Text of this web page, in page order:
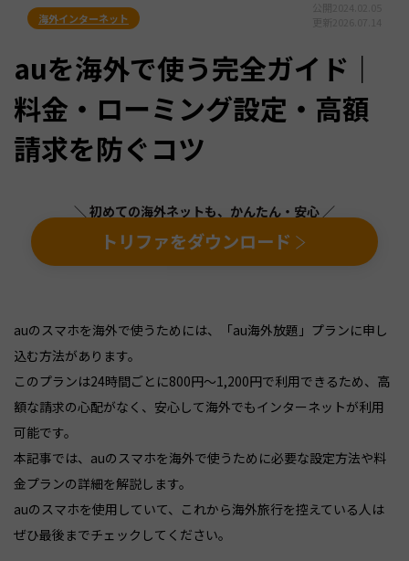
海外インターネット
auを海外で使う完全ガイド｜
料金・ローミング設定・高額
請求を防ぐコツ
＼ 初めての海外ネットも、かんたん・安心 ／
トリファをダウンロード
auのスマホを海外で使うためには、「au海外放題」プランに申し
込む方法があります。
このプランは24時間ごとに800円〜1,200円で利用できるため、高
額な請求の心配がなく、安心して海外でもインターネットが利用
可能です。
本記事では、auのスマホを海外で使うために必要な設定方法や料
金プランの詳細を解説します。
auのスマホを使用していて、これから海外旅行を控えている人は